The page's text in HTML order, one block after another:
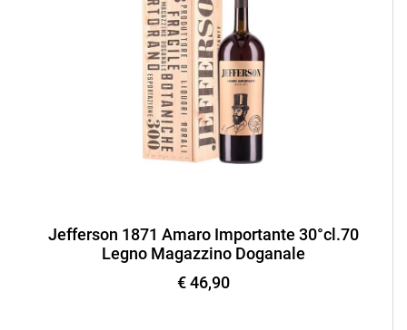
Jefferson 1871 Amaro Importante 30°cl.70
Legno Magazzino Doganale
€ 46,90